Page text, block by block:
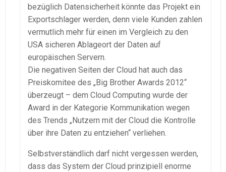
bezüglich Datensicherheit könnte das Projekt ein
Exportschlager werden, denn viele Kunden zahlen
vermutlich mehr für einen im Vergleich zu den
USA sicheren Ablageort der Daten auf
europäischen Servern.
Die negativen Seiten der Cloud hat auch das
Preiskomitee des „Big Brother Awards 2012“
überzeugt – dem Cloud Computing wurde der
Award in der Kategorie Kommunikation wegen
des Trends „Nutzern mit der Cloud die Kontrolle
über ihre Daten zu entziehen“ verliehen.
Selbstverständlich darf nicht vergessen werden,
dass das System der Cloud prinzipiell enorme